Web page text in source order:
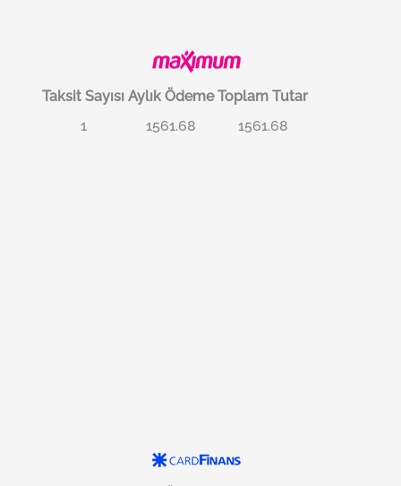
Taksit Sayısı Aylık Ödeme Toplam Tutar
1
1561.68 1561.68